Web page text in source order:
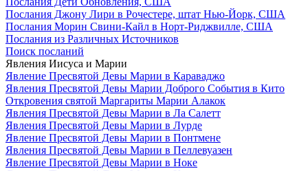
Послания Джону Лири в Рочестере, штат Нью-Йорк, США
Послания Морин Свини-Кайл в Норт-Риджвилле, США
Послания из Различных Источников
Поиск посланий
Явления Иисуса и Марии
Явление Пресвятой Девы Марии в Караваджо
Явления Пресвятой Девы Марии Доброго События в Кито
Откровения святой Маргариты Марии Алакок
Явления Пресвятой Девы Марии в Ла Салетт
Явления Пресвятой Девы Марии в Лурде
Явление Пресвятой Девы Марии в Понтмене
Явления Пресвятой Девы Марии в Пеллевуазен
Явление Пресвятой Девы Марии в Ноке